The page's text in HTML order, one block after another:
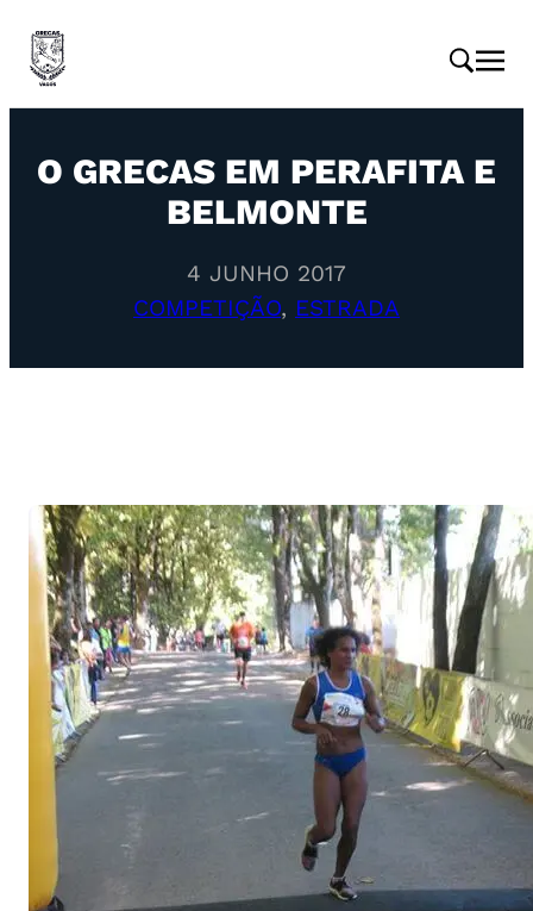
O GRECAS EM PERAFITA E
BELMONTE
4 JUNHO 2017
COMPETIÇÃO, ESTRADA